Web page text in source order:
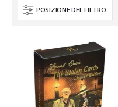
POSIZIONE DEL FILTRO